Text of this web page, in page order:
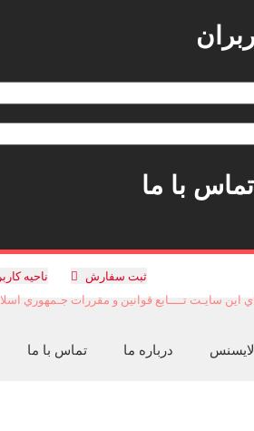
تماس با ما
سايـت تــــابع قوانين و مقررات جـمهوري
ناحیه ثبت سفارش
لایسنس درباره ما تماس با ما